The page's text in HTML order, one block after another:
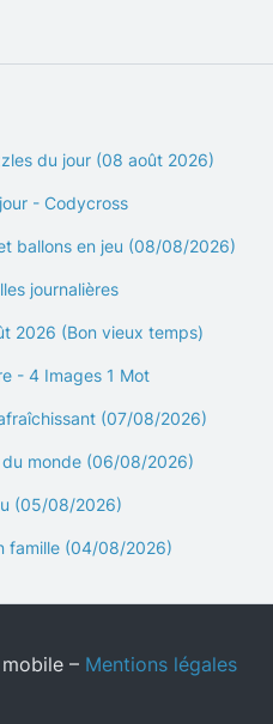
du jour (08 août 2026)
- Codycross
ballons en jeu (08/08/2026)
journalières
2026 (Bon vieux temps)
- 4 Images 1 Mot
(07/08/2026)
du monde (06/08/2026)
(05/08/2026)
famille (04/08/2026)
– Mentions légales